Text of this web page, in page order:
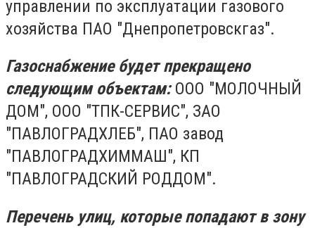
управлении по эксплуатации газового
хозяйства ПАО "Днепропетровскгаз".
Газоснабжение будет прекращено
следующим объектам:ООО "МОЛОЧНЫЙ
ДОМ", ООО "ТПК-СЕРВИС", ЗАО
"ПАВЛОГРАДХЛЕБ", ПАО завод
"ПАВЛОГРАДХИММАШ", КП
"ПАВЛОГРАДСКИЙ РОДДОМ".
Перечень улиц, которые попадают в зону